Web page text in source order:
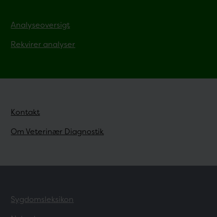
Analyseoversigt
Rekvirer analyser
Kontakt
Om Veterinær Diagnostik
Sygdomsleksikon